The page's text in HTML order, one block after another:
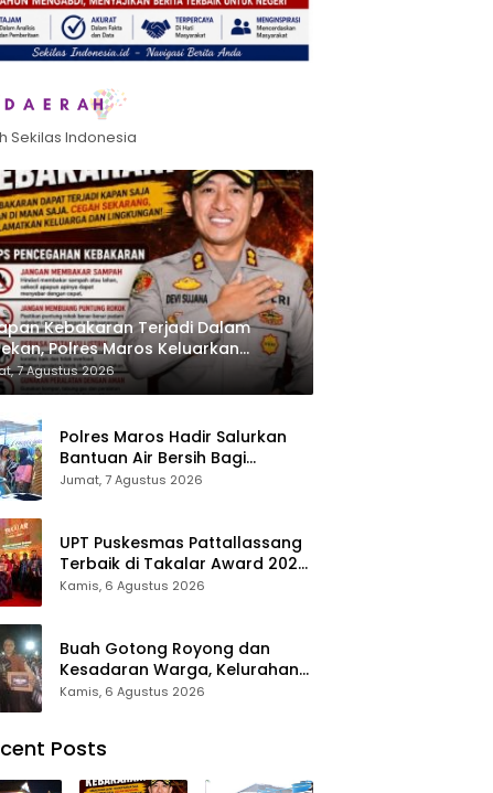
Sekilas Indonesia
Kebakaran Terjadi Dalam
Polres Maros Keluarkan
kepada Masyarakat
7 Agustus 2026
Polres Maros Hadir Salurkan
Bantuan Air Bersih Bagi
Masyarakat Terdampak Krisis
Jumat, 7 Agustus 2026
UPT Puskesmas Pattallassang
Terbaik di Takalar Award 2026,
Bukti Komitmen Hadirkan
Kamis, 6 Agustus 2026
Buah Gotong Royong dan
Kesadaran Warga, Kelurahan
Patte’ne Menjadi Bintang
Kamis, 6 Agustus 2026
Posts